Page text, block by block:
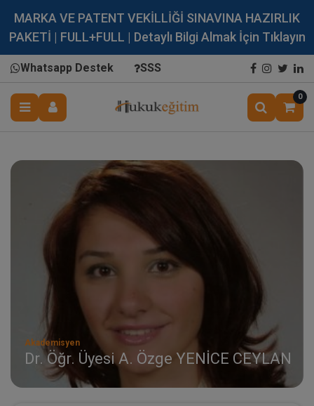
MARKA VE PATENT VEKİLLİĞİ SINAVINA HAZIRLIK
PAKETİ | FULL+FULL | Detaylı Bilgi Almak İçin Tıklayın
Whatsapp Destek SSS
0
Akademisyen
Dr. Öğr. Üyesi A. Özge YENİCE CEYLAN